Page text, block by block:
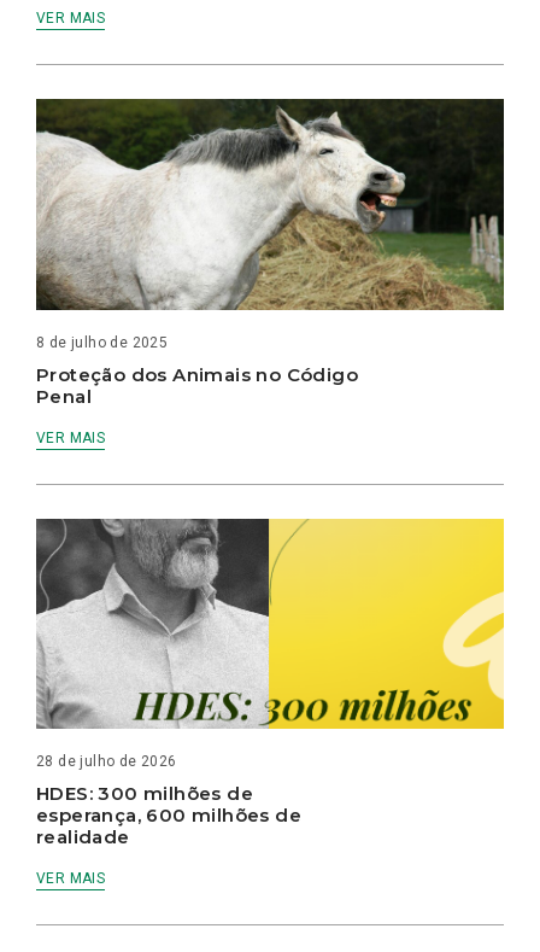
VER MAIS
8 de julho de 2025
Proteção dos Animais no Código
Penal
VER MAIS
28 de julho de 2026
HDES: 300 milhões de
esperança, 600 milhões de
realidade
VER MAIS